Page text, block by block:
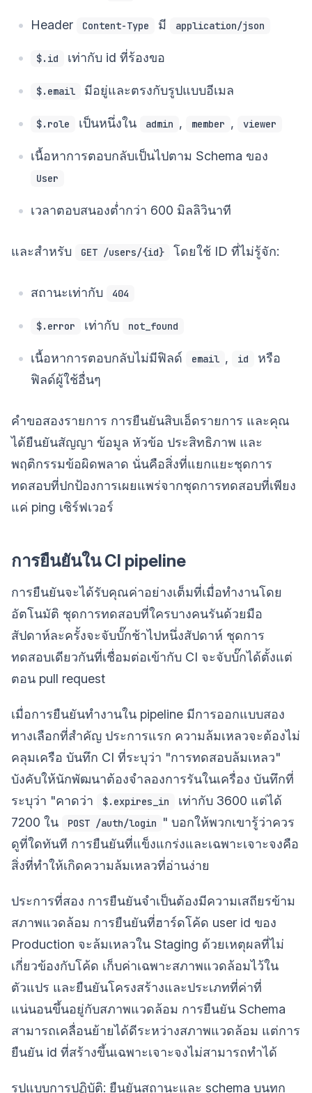
Header Content-Type มี application/json
$.id เท่ากับ id ที่ร้องขอ
$.email มีอยู่และตรงกับรูปแบบอีเมล
$.role เป็นหนึ่งใน admin , member , viewer
เนื้อหาการตอบกลับเป็นไปตาม Schema ของ
User
เวลาตอบสนองต่ำกว่า 600 มิลลิวินาที
และสำหรับ GET /users/{id} โดยใช้ ID ที่ไม่รู้จัก:
สถานะเท่ากับ 404
$.error เท่ากับ not_found
เนื้อหาการตอบกลับไม่มีฟิลด์ email , id
หรือ
ฟิลด์ผู้ใช้อื่นๆ
คำขอสองรายการ การยืนยันสิบเอ็ดรายการ และคุณ
ได้ยืนยันสัญญา ข้อมูล หัวข้อ ประสิทธิภาพ และ
พฤติกรรมข้อผิดพลาด นั่นคือสิ่งที่แยกแยะชุดการ
ทดสอบที่ปกป้องการเผยแพร่จากชุดการทดสอบที่เพียง
แค่ ping เซิร์ฟเวอร์
การยืนยันใน CI pipeline
การยืนยันจะได้รับคุณค่าอย่างเต็มที่เมื่อทำงานโดย
อัตโนมัติ ชุดการทดสอบที่ใครบางคนรันด้วยมือ
สัปดาห์ละครั้งจะจับบั๊กช้าไปหนึ่งสัปดาห์ ชุดการ
ทดสอบเดียวกันที่เชื่อมต่อเข้ากับ CI จะจับบั๊กได้ตั้งแต่
ตอน pull request
เมื่อการยืนยันทำงานใน pipeline มีการออกแบบสอง
ทางเลือกที่สำคัญ ประการแรก ความล้มเหลวจะต้องไม่
คลุมเครือ บันทึก CI ที่ระบุว่า "การทดสอบล้มเหลว"
บังคับให้นักพัฒนาต้องจำลองการรันในเครื่อง บันทึกที่
ระบุว่า "คาดว่า
$.expires_in
เท่ากับ 3600 แต่ได้
7200 ใน
POST /auth/login
" บอกให้พวกเขารู้ว่าควร
ดูที่ใดทันที การยืนยันที่แข็งแกร่งและเฉพาะเจาะจงคือ
สิ่งที่ทำให้เกิดความล้มเหลวที่อ่านง่าย
ประการที่สอง การยืนยันจำเป็นต้องมีความเสถียรข้าม
สภาพแวดล้อม การยืนยันที่ฮาร์ดโค้ด user id ของ
Production จะล้มเหลวใน Staging ด้วยเหตุผลที่ไม่
เกี่ยวข้องกับโค้ด เก็บค่าเฉพาะสภาพแวดล้อมไว้ใน
ตัวแปร และยืนยันโครงสร้างและประเภทที่ค่าที่
แน่นอนขึ้นอยู่กับสภาพแวดล้อม การยืนยัน Schema
สามารถเคลื่อนย้ายได้ดีระหว่างสภาพแวดล้อม แต่การ
ยืนยัน id ที่สร้างขึ้นเฉพาะเจาะจงไม่สามารถทำได้
รูปแบบการปฏิบัติ: ยืนยันสถานะและ schema บนทุก